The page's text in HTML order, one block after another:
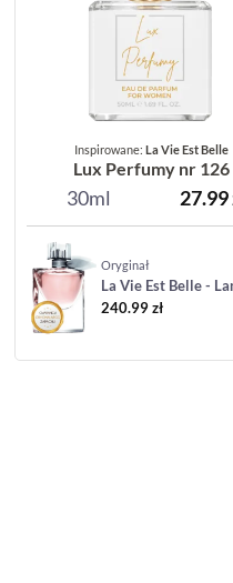
Inspirowane: La Vie Est Belle
Lux Perfumy nr 126
30ml 27.99
Oryginał
La Vie Est Belle -
240.99zł